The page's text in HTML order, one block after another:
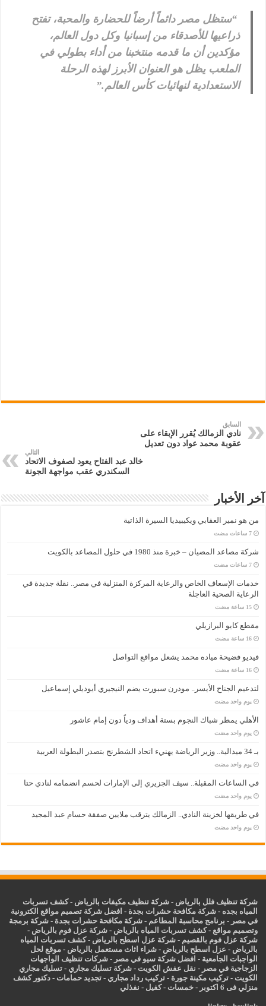
“ستظل مصر دائماً أرضاً للحضارة والمحبة، تفتح
ذراعيها للأصدقاء من إسبانيا وكل دول العالم،
مؤكدين أن ما قدمه منتخبنا من أداء بطولي في
الملعب يظل هو العنوان الأبرز لهذه الرحلة
الاستعدادية لنهائيات كأس العالم.”
السابق
نادي الزمالك يُقرر الإبقاء على
عقوبة محمد عواد دون تعديل
التالي
خالد عبد الفتاح يعود لصفوف الاتحاد
السكندري عقب مواجهة الجونة
آخر الأخبار
من هو نمير العقابي ويكيبيديا السيرة الذاتية
‏7 ساعات مضت
شركة مصاعد المضيان – خبرة منذ 1980 في حلول المصاعد بالكويت
‏7 ساعات مضت
خدمات الإسعاف الخاص والرعاية المركزة المنزلية في مصر.. نقلة جديدة في
الرعاية الصحية العاجلة
‏15 ساعة مضت
مقطع كايو البرازيلي
‏16 ساعة مضت
فيديو فضيحة مياده محمد يشعل مواقع التواصل
‏16 ساعة مضت
لتدعيم الجناح الأيسر.. مودرن سبورت يضم النيجيري أيوديلي إسماعيل
‏يوم واحد مضت
الأهلي يمطر شباك النجوم بستة أهداف ودياً دون إمام عاشور
‏يوم واحد مضت
بـ 34 ميدالية.. وزير الرياضة يهنيء اتحاد الشطرنج بتصدر البطولة العربية
‏يوم واحد مضت
في الساعات المقبلة.. سيف الجزيري إلى الإمارات لحسم انضمامه لنادي حتا
‏يوم واحد مضت
في طريقها لخزينة النادي.. الزمالك يترقب ملايين صفقة حسام عبد المجيد
‏يوم واحد مضت
شركة تنظيف فلل بالرياض -شركة تنظيف مكيفات بالرياض -كشف تسربات
المياه بجده -شركة مكافحة حشرات بجدة - افضل شركة تصميم مواقع الكترونية
في مصر - برنامج محاسبة المطاعم -شركة مكافحة حشرات بجدة -شركة برمجة
وتصميم مواقع -كشف تسربات المياه بالرياض -شركة عزل فوم بالرياض -
شركة عزل فوم بالقصيم -شركة عزل اسطح بالرياض -كشف تسربات المياه
بالرياض - عزل اسطح بالرياض -شراء اثاث مستعمل بالرياض - موقع لحل
الواجبات الجامعية - افضل شركة سيو في مصر -شركات تنظيف الواجهات
الزجاجية في مصر - نقل عفش الكويت -شركة تسليك مجاري -تسليك مجاري
الكويت -تركيب مكينة جورة -تركيب رداد مجاري -تجديد حمامات -دكتور كشف
منزلي فى 6 اكتوبر
-خمسات -كفيل - نفذلي